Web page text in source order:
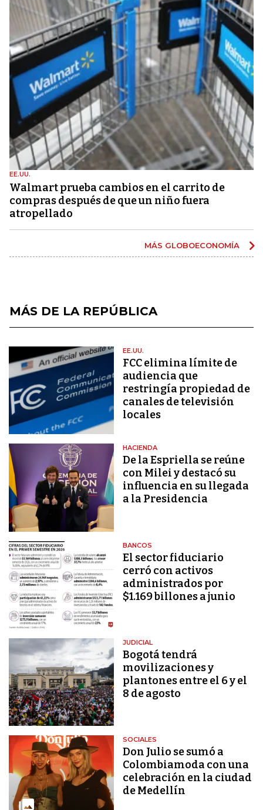
EE.UU.
Walmart prueba cambios en el carrito de
compras después de que un niño fuera
atropellado
MÁS GLOBOECONOMÍA
MÁS DE LA REPÚBLICA
EE.UU.
FCC elimina límite de
audiencia que
restringía propiedad de
canales de televisión
locales
HACIENDA
De la Espriella se reúne
con Milei y destacó su
influencia en su llegada
a la Presidencia
BANCOS
El sector fiduciario
cerró con activos
administrados por
$1.169 billones a junio
JUDICIAL
Bogotá tendrá
movilizaciones y
plantones entre el 6 y el
8 de agosto
SOCIALES
Don Julio se sumó a
Colombiamoda con una
celebración en la ciudad
de Medellín